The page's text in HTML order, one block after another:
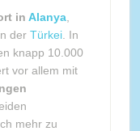
in Alanya,
der Türkei. In
knapp 10.000
vor allem mit
mehr zu